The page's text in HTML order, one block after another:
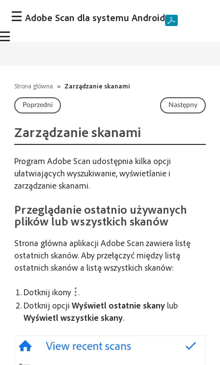
Adobe Scan dla systemu Android
Strona główna » Zarządzanie skanami
Następny
Poprzedni
Zarządzanie skanami
Program Adobe Scan udostępnia kilka opcji
ułatwiających wyszukiwanie, wyświetlanie i
zarządzanie skanami.
Przeglądanie ostatnio używanych
plików lub wszystkich skanów
Strona główna aplikacji Adobe Scan zawiera listę
ostatnich skanów. Aby przełączyć między listą
ostatnich skanów a listą wszystkich skanów:
Dotknij ikony
.
Dotknij opcjiWyświetl ostatnie skany lub
Wyświetl wszystkie skany.